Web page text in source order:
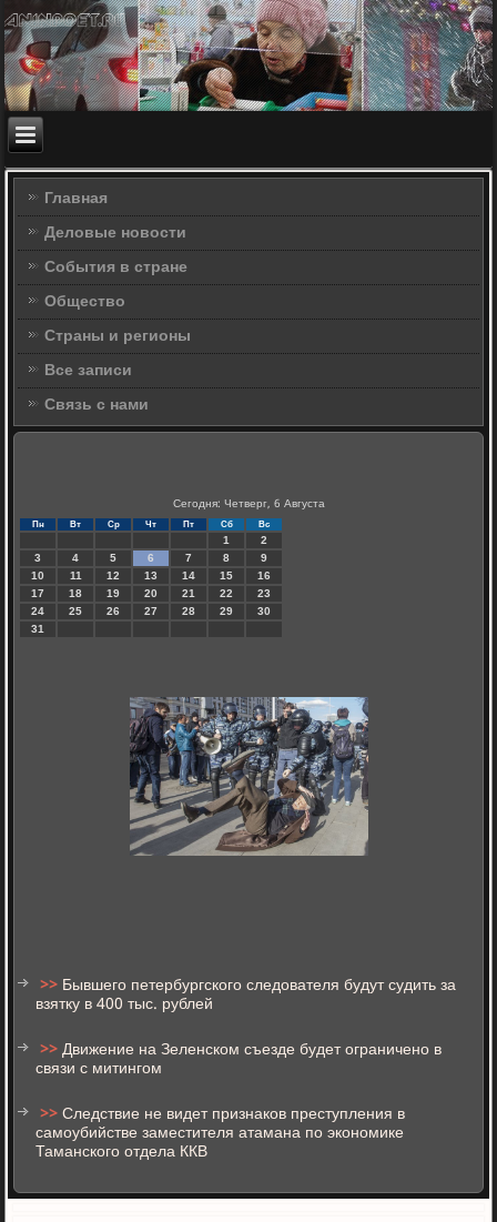
Главная
Деловые новости
События в стране
Общество
Страны и регионы
Все записи
Связь с нами
Сегодня: Четверг, 6 Августа
Пн Вт Ср Чт Пт Сб Вс
1
2
3
4 5 6 7 8
9
10
11 12 13 14 15
16
17
18 19 20 21 22
23
24
25 26 27 28 29
30
31
>> Бывшего петербургского следователя будут судить за
взятку в 400 тыс. рублей
>>Движение на Зеленском съезде будет ограничено в
связи с митингом
>>Следствие не видет признаков преступления в
самоубийстве заместителя атамана по экономике
Таманского отдела ККВ